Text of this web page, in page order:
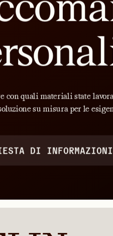
con quali materiali state
su misura per le
DI INFORMAZIONI